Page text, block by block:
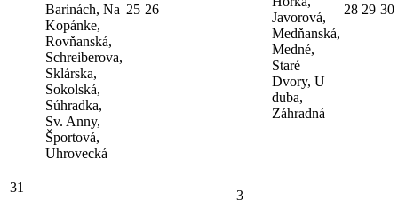
Barinách, Na
Kopánke,
Rovňanská,
Schreiberova,
Sklárska,
Sokolská,
Súhradka,
Sv. Anny,
Športová,
Uhrovecká
25 26
Javorová,
Medňanská,
Medné,
Staré
Dvory, U
duba,
Záhradná
28 29 30
31
3